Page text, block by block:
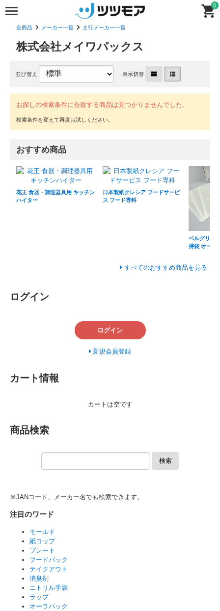
0
全商品 メーカー一覧 ま行メーカー一覧
株式会社メイワパックス
並び替え 表示切替
お探しの検索条件に合致する商品は見つかりませんでした。
おすすめ商品
花王 食器・調理器具用 キッチン
ハイター
日本製紙クレシア フードサービ
ス フード専科
ベルグリー
持袋 オーラ
すべてのおすすめ商品を見る
ログイン
ログイン
新規会員登録
カート情報
カートは空です
商品検索
検索
※JANコード、メーカー名でも検索できます。
注目のワード
モールド
紙コップ
プレート
フードパック
テイクアウト
消臭剤
ニトリル手袋
ラップ
オーラパック